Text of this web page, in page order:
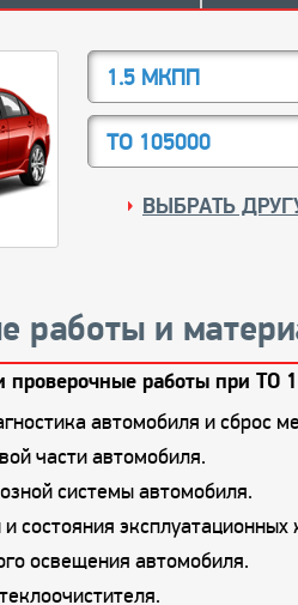
1.5 МКПП
ТО 105000
ВЫБРАТЬ
работы и
проверочные работы при ТО
автомобиля и сброс
части автомобиля.
системы автомобиля.
состояния эксплуатационных
освещения автомобиля.